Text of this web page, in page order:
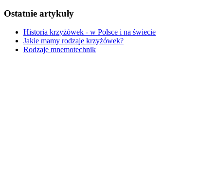
Ostatnie artykuły
Historia krzyżówek - w Polsce i na świecie
Jakie mamy rodzaje krzyżówek?
Rodzaje mnemotechnik